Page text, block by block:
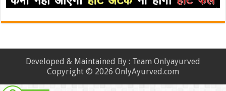
Developed & Maintained By : Team Onlyayurved
Copyright © 2026 OnlyAyurved.com